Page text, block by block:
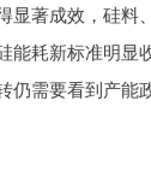
著成效，硅料
能耗新标准明显
仍需要看到产能